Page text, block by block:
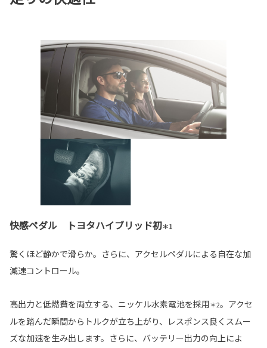
快感ペダル トヨタハイブリッド初＊1
驚くほど静かで滑らか。さらに、アクセルペダルによる自在な加
減速コントロール。
高出力と低燃費を両立する、ニッケル水素電池を採用＊2。アクセ
ルを踏んだ瞬間からトルクが立ち上がり、レスポンス良くスムー
ズな加速を生み出します。さらに、バッテリー出力の向上によ